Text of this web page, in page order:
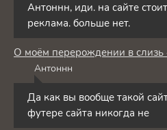
Антоннн, иди. на сайте
реклама. больше нет.
О моём перерождении в слизь
Антоннн
Да как вы вообще такой
футере сайта никогда не